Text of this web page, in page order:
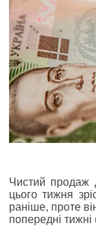
Чистий продаж
цього тижня
раніше, проте
попередні